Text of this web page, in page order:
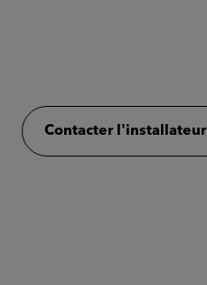
Contacter l'installateur